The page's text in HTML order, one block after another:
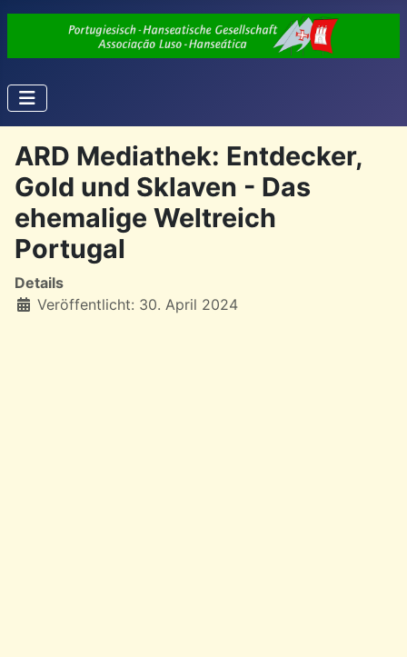
ARD Mediathek: Entdecker,
Gold und Sklaven - Das
ehemalige Weltreich
Portugal
Details
Veröffentlicht: 30. April 2024